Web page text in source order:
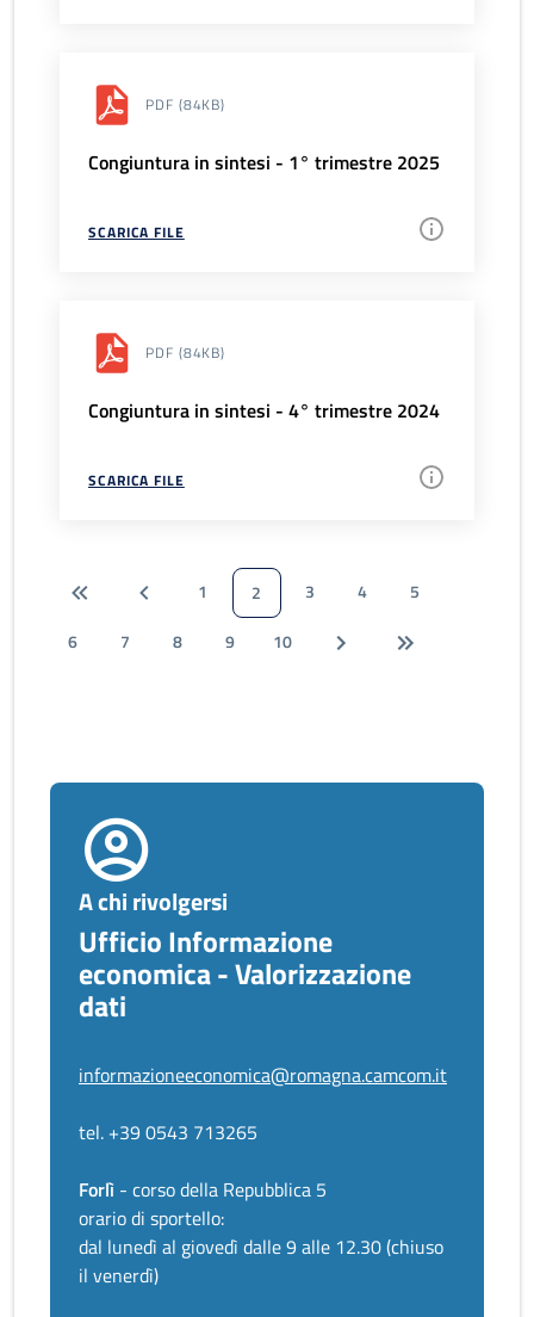
PDF (84KB)
Congiuntura in sintesi - 1° trimestre 2025
SCARICA FILE
PDF (84KB)
Congiuntura in sintesi - 4° trimestre 2024
SCARICA FILE
1 2 3 4
5
6
7 8 9 10
A chi rivolgersi
Ufficio Informazione
economica - Valorizzazione
dati
informazioneeconomica@romagna.camcom.it
tel. +39 0543 713265
Forlì - corso della Repubblica 5
orario di sportello:
dal lunedì al giovedì dalle 9 alle 12.30 (chiuso
il venerdì)